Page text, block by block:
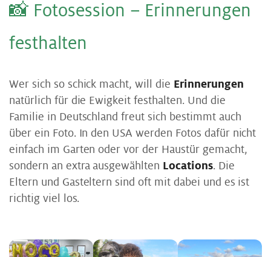
📸 Fo­to­ses­si­on – Er­in­ne­run­gen
fest­hal­ten
Wer sich so schick macht, will die Erinnerungen
natürlich für die Ewigkeit festhalten. Und die
Familie in Deutschland freut sich bestimmt auch
über ein Foto. In den USA werden Fotos dafür nicht
einfach im Garten oder vor der Haustür gemacht,
sondern an extra ausgewählten Locations. Die
Eltern und Gasteltern sind oft mit dabei und es ist
richtig viel los.